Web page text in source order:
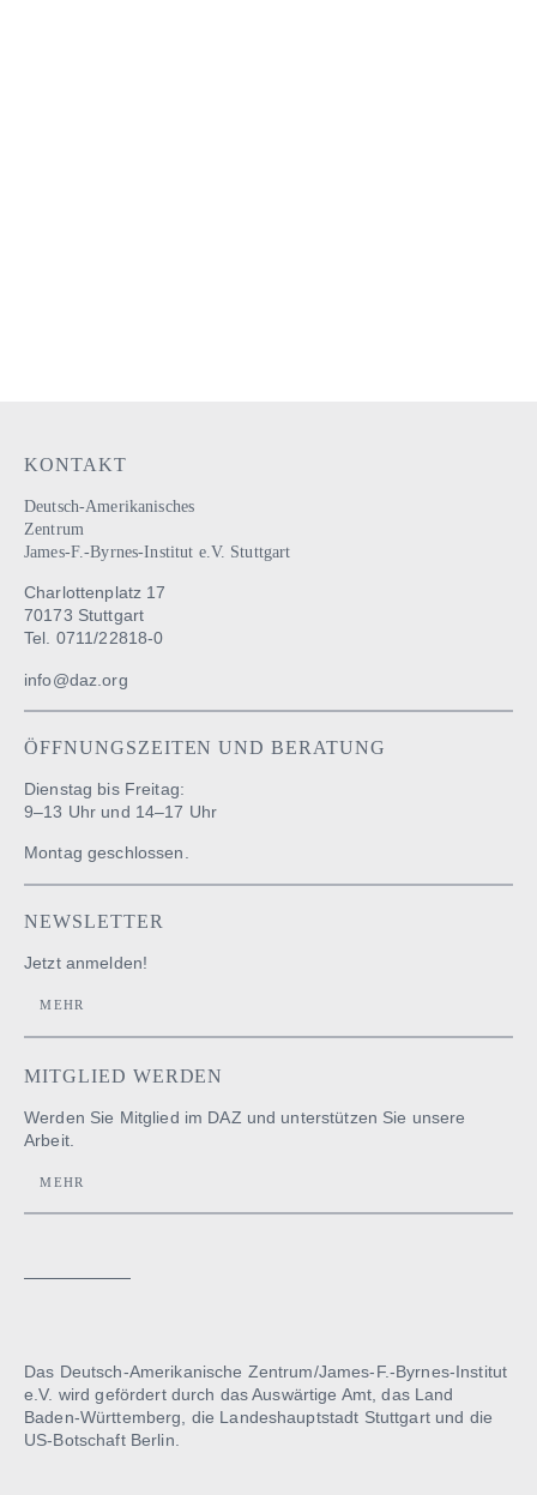
KONTAKT
Deutsch-Amerikanisches
Zentrum
James-F.-Byrnes-Institut e.V. Stuttgart
Charlottenplatz 17
70173 Stuttgart
Tel. 0711/22818-0
info@daz.org
ÖFFNUNGSZEITENUND BERATUNG
Dienstag bis Freitag:
9–13 Uhr und 14–17 Uhr
Montag geschlossen.
NEWSLETTER
Jetzt anmelden!
MEHR
MITGLIED WERDEN
Werden Sie Mitglied im DAZ und unterstützen Sie unsere
Arbeit.
MEHR
Das Deutsch-Amerikanische Zentrum/James-F.-Byrnes-Institut
e.V. wird gefördert durch das Auswärtige Amt, das Land
Baden-Württemberg, die Landeshauptstadt Stuttgart und die
US-Botschaft Berlin.